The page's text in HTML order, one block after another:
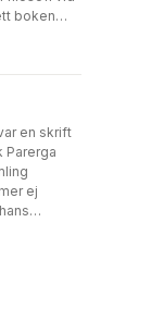
boken
en skrift
Parerga
ej